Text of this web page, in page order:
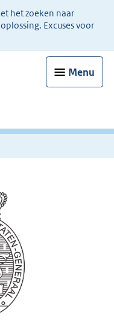
het zoeken naar
Excuses voor
Menu